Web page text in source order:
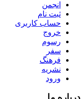
انجمن
ثبت نام
حساب کاربری
خروج
رسوم
سفر
فرهنگ
نشریه
ورود